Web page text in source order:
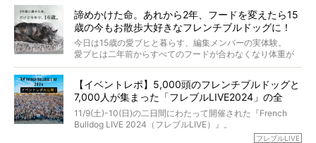
くれる？」
さらには、霊感がない人でも愛犬が成仏したことを知る方
法まで。
お笑い芸人だからこそ暗くなりすぎない、むしろ心がスッ
と軽くなる。
永久保存版のスペシャル対談です！
た。
僧侶としての名は「靖賢（せいけん）」。
当時54歳という年齢にして、なぜ動物専門僧侶という道を
選んだのか。
また、愛犬の旅立ちとどのように向き合うべきなのか。
た。
諦めかけた命。あれから2年、フードを変えたら15
歳の今もお散歩大好きなフレンチブルドッグに！
今日は15歳の愛ブヒと暮らす、編集メンバーの実体験。
愛ブヒは二年前からすべてのフードが合わなくなり体重が
激減。検査をしても異常はなく「年齢のせいですね…」と言
もう諦めるしかないのかな…そんなとき、我が家に届いたの
が「THE fu-do(ザ・フード)」の試食品でした。
そして「THE fu-do(ザ・フード)」を食べつづけて二年、愛
ブヒは15歳になり、今も元気にお散歩をしています。
今回は、二年前の絶望から今までを包み隠さず、時系列で
【イベントレポ】5,000頭のフレンチブルドッグと
7,000人が集まった「フレブルLIVE2024」の全
貌！
11/9(土)-10(日)の二日間にわたって開催された『French
Bulldog LIVE 2024（フレブルLIVE）』。
今年はのべ5,000頭のフレンチブルドッグと7,000人のフレ
フレブルLIVE